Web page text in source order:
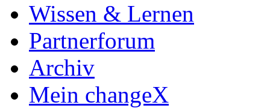
Wissen & Lernen
Partnerforum
Archiv
Mein changeX